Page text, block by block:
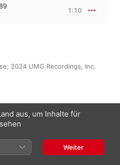
1:10
2024 UMG Recordings, Inc.
András Schiff
aus, um Inhalte für
Weiter